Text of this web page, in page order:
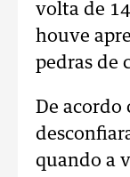
volta de
houve
pedras de
De acordo
quando a